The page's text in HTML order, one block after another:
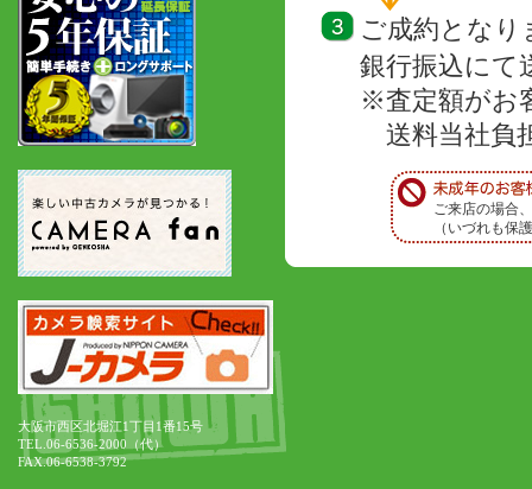
ご成約となり
銀行振込にて
※査定額がお
送料当社負
ご来店の場合
（いづれも保
大阪市西区北堀江1丁目1番15号
TEL.06-6536-2000（代）
FAX.06-6538-3792